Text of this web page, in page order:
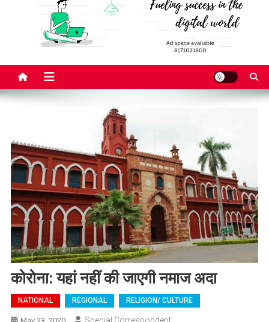
कोरोना: यहां नहीं की जाएगी नमाज अदा
NATIONAL REGIONAL RELIGION/ CULTURE